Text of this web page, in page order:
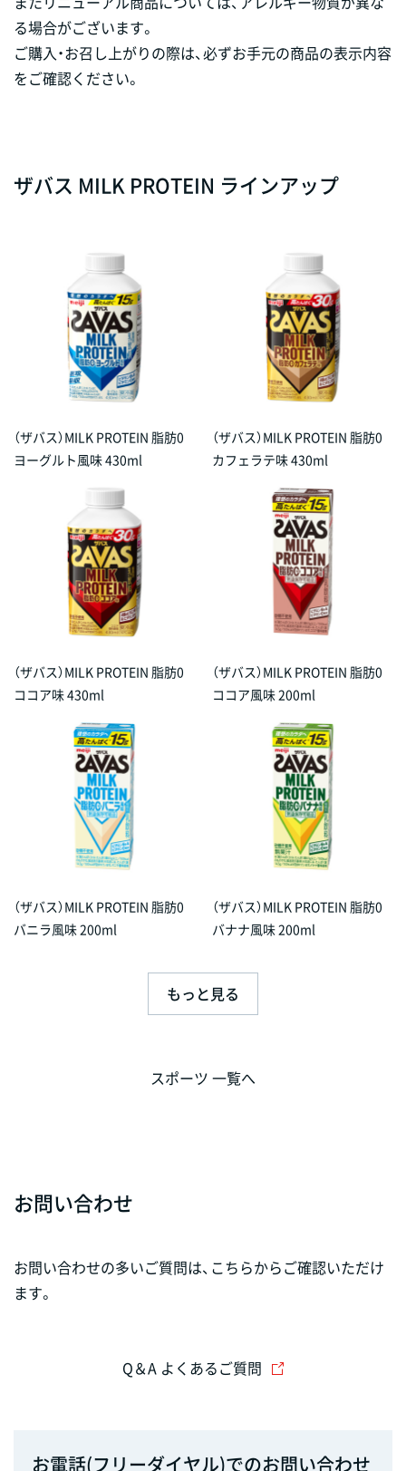
る場合がございます。
ご購入・お召し上がりの際は、必ずお手元の商品の表示内容
をご確認ください。
ザバス MILK PROTEIN ラインアップ
（ザバス）MILK PROTEIN 脂肪0
ヨーグルト風味 430ml
（ザバス）MILK PROTEIN 脂肪0
カフェラテ味 430ml
（ザバス）MILK PROTEIN 脂肪0
ココア味 430ml
（ザバス）MILK PROTEIN 脂肪0
ココア風味 200ml
（ザバス）MILK PROTEIN 脂肪0
バニラ風味 200ml
（ザバス）MILK PROTEIN 脂肪0
バナナ風味 200ml
もっと見る
スポーツ 一覧へ
お問い合わせ
お問い合わせの多いご質問は、こちらからご確認いただけ
ます。
Q＆A よくあるご質問
お電話(フリーダイヤル)でのお問い合わせ